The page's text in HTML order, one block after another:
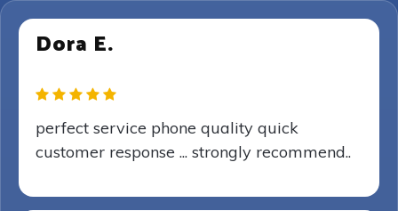
Dora E.
perfect service phone quality quick
customer response ... strongly recommend..